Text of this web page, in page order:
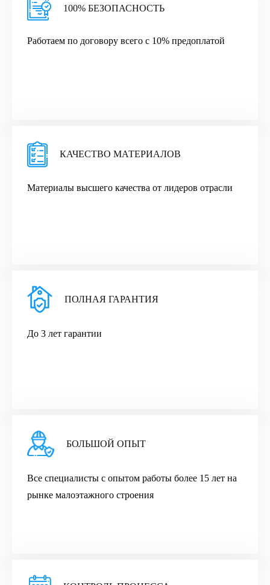
100% БЕЗОПАСНОСТЬ
Работаем по договору всего с 10% предоплатой
КАЧЕСТВО МАТЕРИАЛОВ
Материалы высшего качества от лидеров отрасли
ПОЛНАЯ ГАРАНТИЯ
До 3 лет гарантии
БОЛЬШОЙ ОПЫТ
Все cпециалисты с опытом работы более 15 лет на
рынке малоэтажного строения